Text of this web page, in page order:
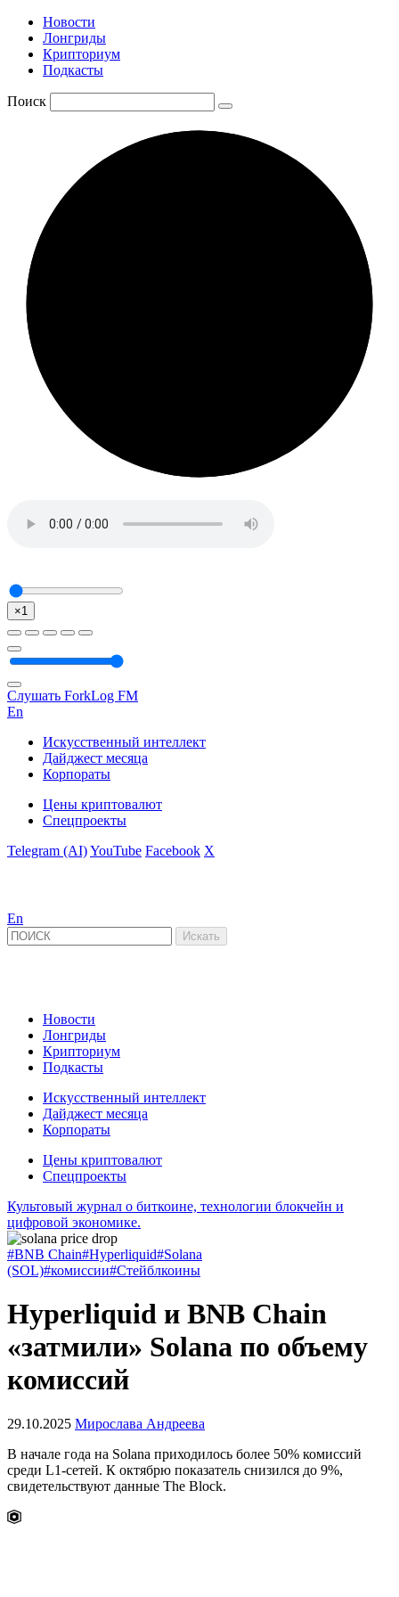
Новости
Лонгриды
Крипториум
Подкасты
Поиск
×1
Слушать ForkLog FM
En
Искусственный интеллект
Дайджест месяца
Корпораты
Цены криптовалют
Спецпроекты
Telegram (AI)YouTube Facebook X
En
Новости
Лонгриды
Крипториум
Подкасты
Искусственный интеллект
Дайджест месяца
Корпораты
Цены криптовалют
Спецпроекты
Культовый журнал о биткоине, технологии блокчейн и
цифровой экономике.
#BNB Chain#Hyperliquid#Solana
(SOL)#комиссии#Стейблкоины
Hyperliquid и BNB Chain
«затмили» Solana по объему
комиссий
29.10.2025 Мирослава Андреева
В начале года на Solana приходилось более 50% комиссий
среди L1-сетей. К октябрю показатель снизился до 9%,
свидетельствуют данные The Block.